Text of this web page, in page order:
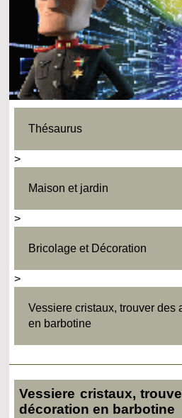
Thésaurus
>
Maison et jardin
>
Bricolage et Décoration
>
Vessiere cristaux, trouver des
en barbotine
Vessiere cristaux,
décoration en barbotine